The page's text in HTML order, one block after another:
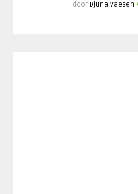
door Djuna Vaesen